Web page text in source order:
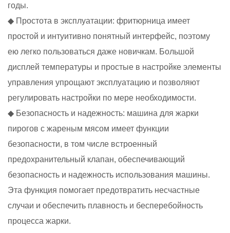
годы.
◆ Простота в эксплуатации: фритюрница имеет
простой и интуитивно понятный интерфейс, поэтому
ею легко пользоваться даже новичкам. Большой
дисплей температуры и простые в настройке элементы
управления упрощают эксплуатацию и позволяют
регулировать настройки по мере необходимости.
◆ Безопасность и надежность: машина для жарки
пирогов с жареным мясом имеет функции
безопасности, в том числе встроенный
предохранительный клапан, обеспечивающий
безопасность и надежность использования машины.
Эта функция помогает предотвратить несчастные
случаи и обеспечить плавность и бесперебойность
процесса жарки.